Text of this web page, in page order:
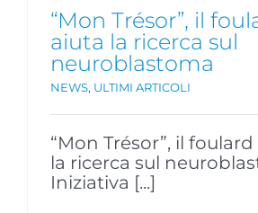
“Mon Trésor”, il
aiuta la ricerca sul
neuroblastoma
NEWS, ULTIMI ARTICOLI
“Mon Trésor”, il
la ricerca sul
Iniziativa [...]